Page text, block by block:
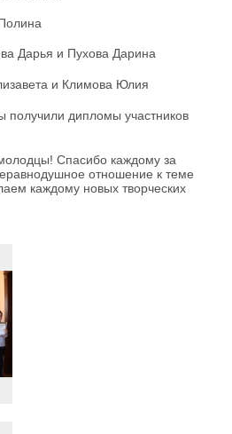
Дарья и Пухова Дарина
и Климова Юлия
получили дипломы участников
Спасибо каждому за
отношение к теме
каждому новых творческих